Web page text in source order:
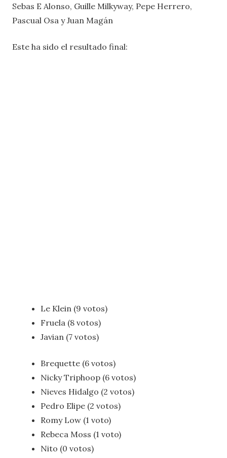
Sebas E Alonso, Guille Milkyway, Pepe Herrero,
Pascual Osa y Juan Magán
Este ha sido el resultado final:
Le Klein (9 votos)
Fruela (8 votos)
Javian (7 votos)
Brequette (6 votos)
Nicky Triphoop (6 votos)
Nieves Hidalgo (2 votos)
Pedro Elipe (2 votos)
Romy Low (1 voto)
Rebeca Moss (1 voto)
Nito (0 votos)